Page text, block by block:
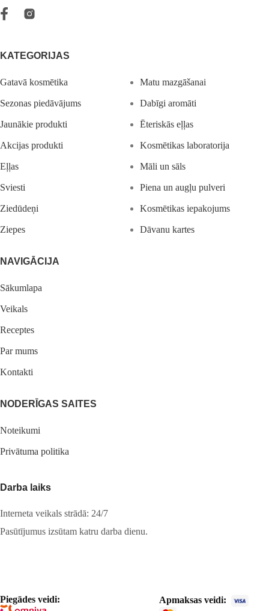
NAVIGĀCIJA
Sākumlapa
Veikals
Receptes
Par mums
Kontakti
KATEGORIJAS
Gatavā kosmētika
Sezonas piedāvājums
Jaunākie produkti
Akcijas produkti
Eļļas
Sviesti
Ziedūdeņi
Ziepes
Matu mazgāšanai
Dabīgi aromāti
Ēteriskās eļļas
Kosmētikas laboratorija
Māli un sāls
Piena un augļu pulveri
Kosmētikas iepakojums
Dāvanu kartes
NODERĪGAS SAITES
Noteikumi
Privātuma politika
Darba laiks
Interneta veikals strādā: 24/7
Pasūtījumus izsūtam katru darba dienu.
Piegādes veidi: Apmaksas veidi: